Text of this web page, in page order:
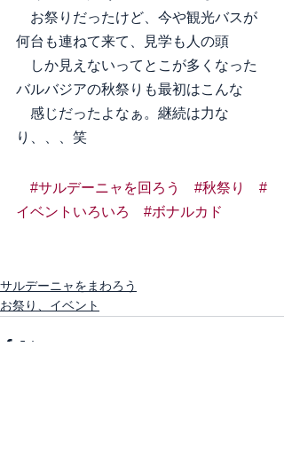
お祭りだったけど、今や観光バスが
何台も連ねて来て、見学も人の頭
しか見えないってとこが多くなった
バルバジアの秋祭りも最初はこんな
感じだったよなぁ。継続は力な
り、、、笑
#サルデーニャを回ろう #秋祭り
#
イベントいろいろ
#ボナルカド
サルデーニャをまわろう
お祭り、イベント